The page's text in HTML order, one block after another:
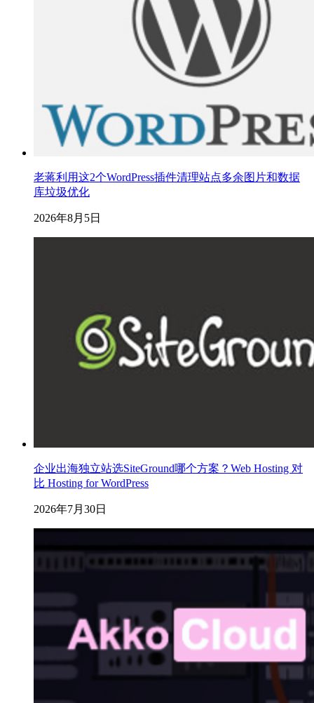
老蒋利用这2个WordPress插件清理站点多余图片和数据
库垃圾优化
2026年8月5日
企业出海独立站选SiteGround哪个方案？Web Hosting 对
比 Hosting for WordPress
2026年7月30日